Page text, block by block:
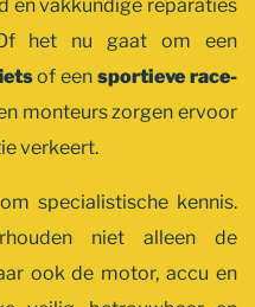
en vakkundige reparaties
het nu gaat om een
of eensportieve race-
monteurs zorgen ervoor
verkeert.
specialistische kennis.
niet alleen de
ook de motor, accu en